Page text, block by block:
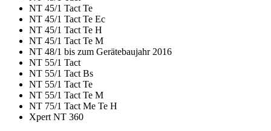
NT 45/1 Tact Te
NT 45/1 Tact Te Ec
NT 45/1 Tact Te H
NT 45/1 Tact Te M
NT 48/1 bis zum Gerätebaujahr 2016
NT 55/1 Tact
NT 55/1 Tact Bs
NT 55/1 Tact Te
NT 55/1 Tact Te M
NT 75/1 Tact Me Te H
Xpert NT 360